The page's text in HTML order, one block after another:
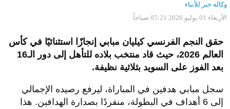
وكالة خبر للأنباء
الأربعاء 01 يوليو 2026 05:21 صباحاً
حقق النجم الفرنسي كيليان مبابي إنجازًا استثنائيًا في كأس
العالم 2026، حيث قاد منتخب بلاده للتأهل إلى دور الـ16
بعد الفوز على السويد بثلاثية نظيفة.
سجل مبابي هدفين في المباراة، ليرفع رصيده الإجمالي
إلى 6 أهداف في البطولة، منفردًا بصدارة الهدافين. هذا